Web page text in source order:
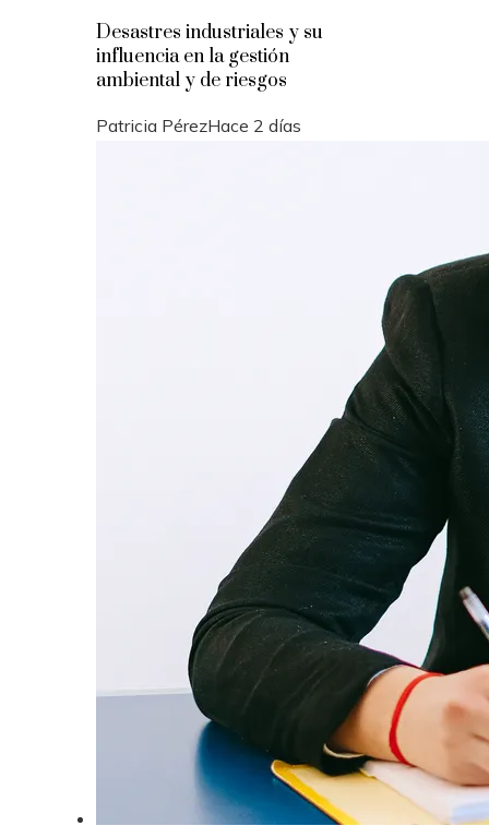
Desastres industriales y su
influencia en la gestión
ambiental y de riesgos
Patricia PérezHace 2 días